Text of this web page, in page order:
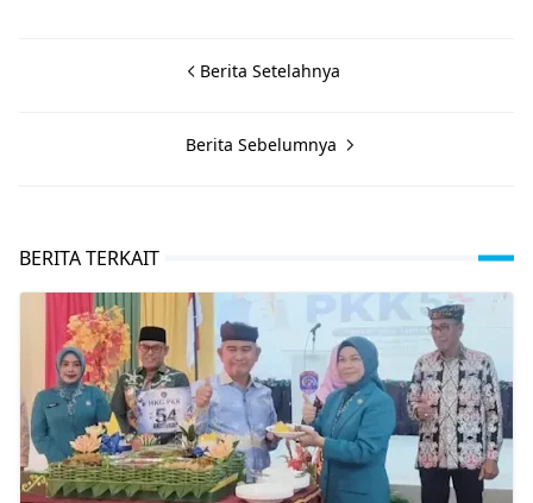
Berita Setelahnya
Berita Sebelumnya
BERITA TERKAIT